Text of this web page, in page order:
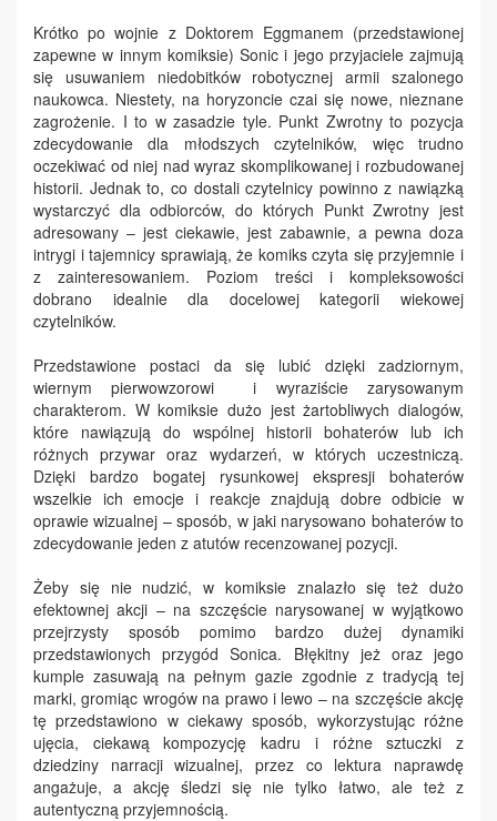
Krótko po wojnie z Doktorem Eggmanem (przedstawionej
zapewne w innym komiksie) Sonic i jego przyjaciele zajmują
się usuwaniem niedobitków robotycznej armii szalonego
naukowca. Niestety, na horyzoncie czai się nowe, nieznane
zagrożenie. I to w zasadzie tyle. Punkt Zwrotny to pozycja
zdecydowanie dla młodszych czytelników, więc trudno
oczekiwać od niej nad wyraz skomplikowanej i rozbudowanej
historii. Jednak to, co dostali czytelnicy powinno z nawiązką
wystarczyć dla odbiorców, do których Punkt Zwrotny jest
adresowany – jest ciekawie, jest zabawnie, a pewna doza
intrygi i tajemnicy sprawiają, że komiks czyta się przyjemnie i
z zainteresowaniem. Poziom treści i kompleksowości
dobrano idealnie dla docelowej kategorii wiekowej
czytelników.
Przedstawione postaci da się lubić dzięki zadziornym,
wiernym pierwowzorowi i wyraziście zarysowanym
charakterom. W komiksie dużo jest żartobliwych dialogów,
które nawiązują do wspólnej historii bohaterów lub ich
różnych przywar oraz wydarzeń, w których uczestniczą.
Dzięki bardzo bogatej rysunkowej ekspresji bohaterów
wszelkie ich emocje i reakcje znajdują dobre odbicie w
oprawie wizualnej – sposób, w jaki narysowano bohaterów to
zdecydowanie jeden z atutów recenzowanej pozycji.
Żeby się nie nudzić, w komiksie znalazło się też dużo
efektownej akcji – na szczęście narysowanej w wyjątkowo
przejrzysty sposób pomimo bardzo dużej dynamiki
przedstawionych przygód Sonica. Błękitny jeż oraz jego
kumple zasuwają na pełnym gazie zgodnie z tradycją tej
marki, gromiąc wrogów na prawo i lewo – na szczęście akcję
tę przedstawiono w ciekawy sposób, wykorzystując różne
ujęcia, ciekawą kompozycję kadru i różne sztuczki z
dziedziny narracji wizualnej, przez co lektura naprawdę
angażuje, a akcję śledzi się nie tylko łatwo, ale też z
autentyczną przyjemnością.